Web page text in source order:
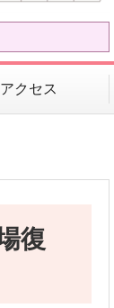
アクセス
復